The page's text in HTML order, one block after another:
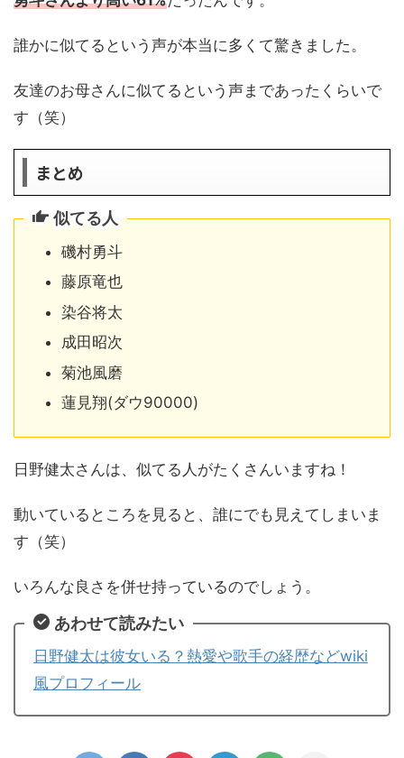
誰かに似てるという声が本当に多くて驚きました。
友達のお母さんに似てるという声まであったくらいで
す（笑）
まとめ
似てる人
磯村勇斗
藤原竜也
染谷将太
成田昭次
菊池風磨
蓮見翔(ダウ90000)
日野健太さんは、似てる人がたくさんいますね！
動いているところを見ると、誰にでも見えてしまいま
す（笑）
いろんな良さを併せ持っているのでしょう。
あわせて読みたい
日野健太は彼女いる？熱愛や歌手の経歴などwiki
風プロフィール